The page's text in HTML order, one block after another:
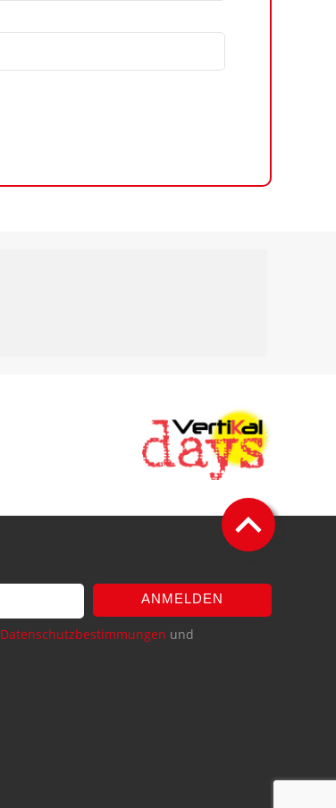
ANMELDEN
Datenschutzbestimmungen und